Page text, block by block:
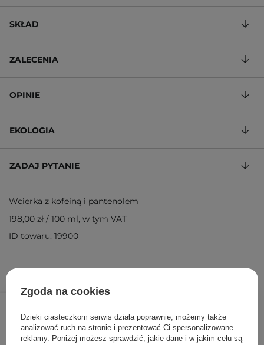
99,00 zł
DODAJ DO KOSZYKA
SKŁAD
ZALECENIA
OPINIE
EKOLOGIA
ZADAJ PYTANIE
Wcierka z kofeiną i pantenolem
198,00 zł / 100 ml, w tym VAT
ID towaru: 19900
Zgoda na cookies
Dzięki ciasteczkom serwis działa poprawnie; możemy także
analizować ruch na stronie i prezentować Ci spersonalizowane
reklamy. Poniżej możesz sprawdzić, jakie dane i w jakim celu są